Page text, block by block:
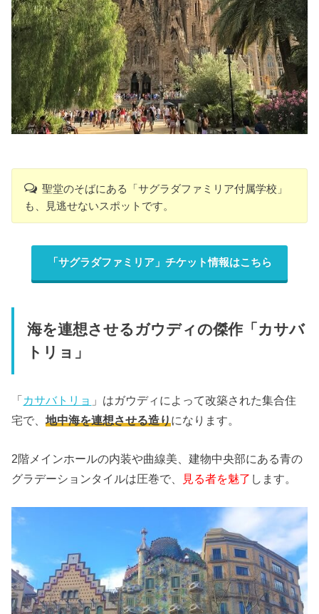
聖堂のそばにある「サグラダファミリア付属学校」
も、見逃せないスポットです。
「サグラダファミリア」チケット情報はこちら
海を連想させるガウディの傑作「カサバ
トリョ」
「カサバトリョ 」はガウディによって改築された集合住
宅で、地中海を連想させる造りになります。
2階メインホールの内装や曲線美、建物中央部にある青の
グラデーションタイルは圧巻で、
見る者を魅了 します。